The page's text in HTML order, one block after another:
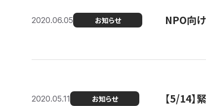
2020.06.05 お知らせ NPO向
2020.05.11 お知らせ 【5/14】